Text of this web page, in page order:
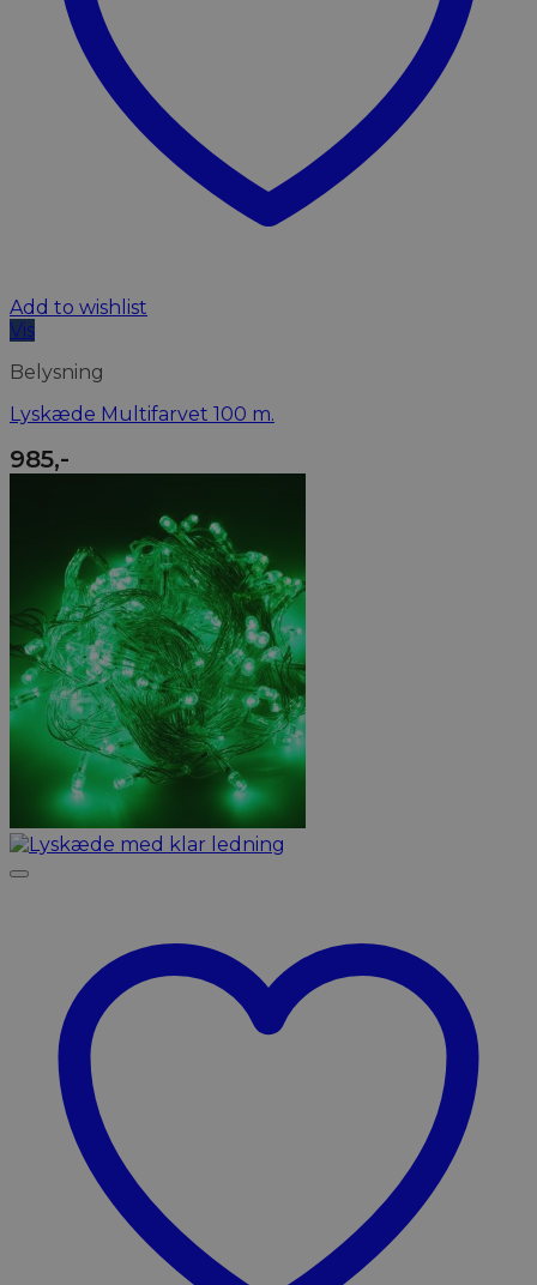
Add to wishlist
Vis
Belysning
Lyskæde Multifarvet 100 m.
985,-